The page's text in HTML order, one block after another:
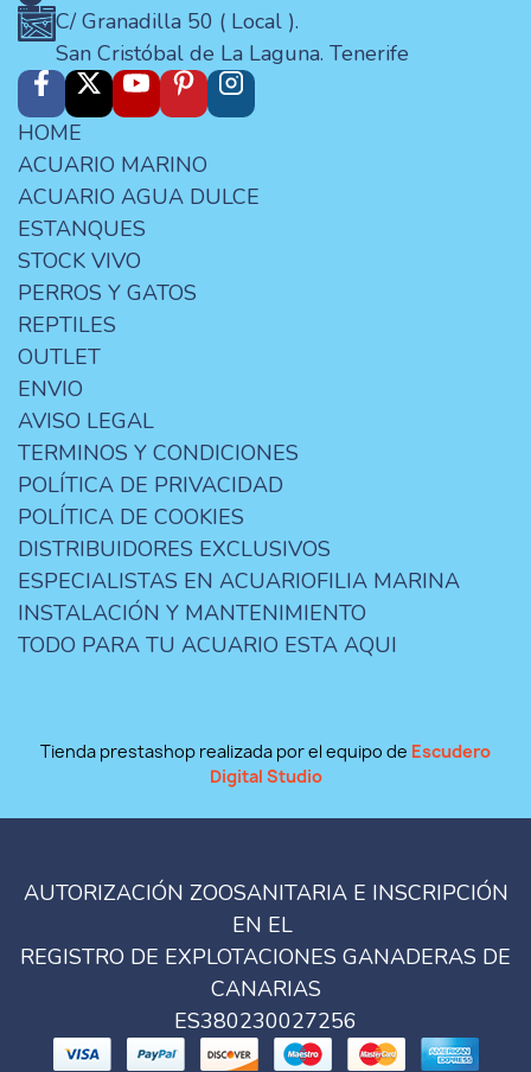
C/ Granadilla 50 ( Local ).
San Cristóbal de La Laguna. Tenerife
HOME
ACUARIO MARINO
ACUARIO AGUA DULCE
ESTANQUES
STOCK VIVO
PERROS Y GATOS
REPTILES
OUTLET
ENVIO
AVISO LEGAL
TERMINOS Y CONDICIONES
POLÍTICA DE PRIVACIDAD
POLÍTICA DE COOKIES
DISTRIBUIDORES EXCLUSIVOS
ESPECIALISTAS EN ACUARIOFILIA MARINA
INSTALACIÓN Y MANTENIMIENTO
TODO PARA TU ACUARIO ESTA AQUI
Tienda prestashop realizada por el equipo de Escudero
Digital Studio
AUTORIZACIÓN ZOOSANITARIA E INSCRIPCIÓN
EN EL
REGISTRO DE EXPLOTACIONES GANADERAS DE
CANARIAS
ES380230027256